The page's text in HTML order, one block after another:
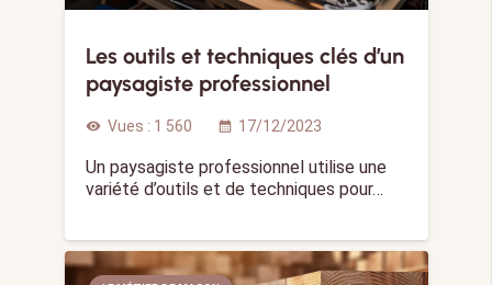
Les outils et techniques clés d’un
paysagiste professionnel
visibility Vues : 1 560 calendar_month 17/12/2023
Un paysagiste professionnel utilise une
variété d’outils et de techniques pour…